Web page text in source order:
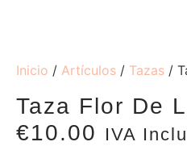
Inicio / Artículos / Tazas /
Taza Flor De
€10.00 IVA